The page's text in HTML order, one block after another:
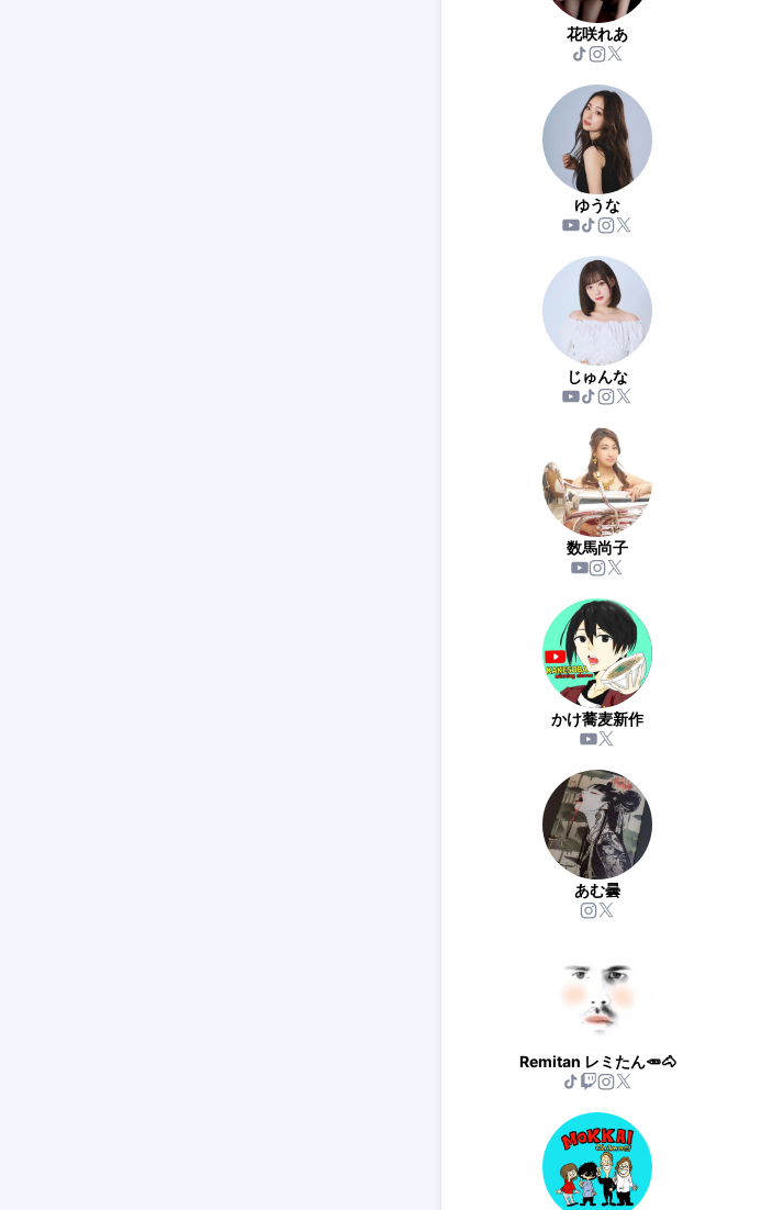
花咲れあ
ゆうな
じゅんな
数馬尚子
かけ蕎麦新作
あむ曇
Remitan レミたん🥕🐴